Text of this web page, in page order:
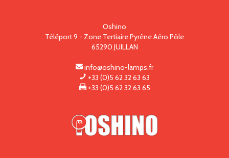
Oshino
Téléport 9 - Zone Tertiaire Pyrène Aéro Pôle
65290 JUILLAN
info@oshino-lamps.fr
+33 (0)5 62 32 63 63
+33 (0)5 62 32 63 65